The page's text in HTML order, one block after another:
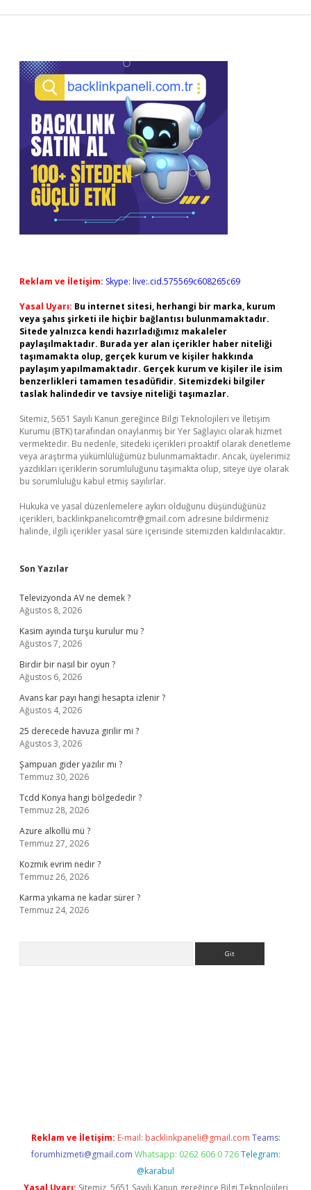
Sidebar
Reklam ve İletişim: Skype: live:.cid.575569c608265c69
Yasal Uyarı: Bu internet sitesi, herhangi bir marka, kurum
veya şahıs şirketi ile hiçbir bağlantısı bulunmamaktadır.
Sitede yalnızca kendi hazırladığımız makaleler
paylaşılmaktadır. Burada yer alan içerikler haber niteliği
taşımamakta olup, gerçek kurum ve kişiler hakkında
paylaşım yapılmamaktadır. Gerçek kurum ve kişiler ile isim
benzerlikleri tamamen tesadüfidir. Sitemizdeki bilgiler
taslak halindedir ve tavsiye niteliği taşımazlar.
Sitemiz, 5651 Sayılı Kanun gereğince Bilgi Teknolojileri ve İletişim
Kurumu (BTK) tarafından onaylanmış bir Yer Sağlayıcı olarak hizmet
vermektedir. Bu nedenle, sitedeki içerikleri proaktif olarak denetleme
veya araştırma yükümlülüğümüz bulunmamaktadır. Ancak, üyelerimiz
yazdıkları içeriklerin sorumluluğunu taşımakta olup, siteye üye olarak
bu sorumluluğu kabul etmiş sayılırlar.
Hukuka ve yasal düzenlemelere aykırı olduğunu düşündüğünüz
içerikleri, backlinkpanelicomtr@gmail.com adresine bildirmeniz
halinde, ilgili içerikler yasal süre içerisinde sitemizden kaldırılacaktır.
Son Yazılar
Televizyonda AV ne demek ?
Ağustos 8, 2026
Kasim ayında turşu kurulur mu ?
Ağustos 7, 2026
Birdir bir nasıl bir oyun ?
Ağustos 6, 2026
Avans kar payı hangi hesapta izlenir ?
Ağustos 4, 2026
25 derecede havuza girilir mi ?
Ağustos 3, 2026
Şampuan gider yazılır mı ?
Temmuz 30, 2026
Tcdd Konya hangi bölgededir ?
Temmuz 28, 2026
Azure alkollü mü ?
Temmuz 27, 2026
Kozmik evrim nedir ?
Temmuz 26, 2026
Karma yıkama ne kadar sürer ?
Temmuz 24, 2026
Reklam ve İletişim: E-mail: backlinkpaneli@gmail.com Teams:
forumhizmeti@gmail.com Whatsapp: 0262 606 0 726 Telegram:
@karabul
Yasal Uyarı: Sitemiz, 5651 Sayılı Kanun gereğince Bilgi Teknolojileri